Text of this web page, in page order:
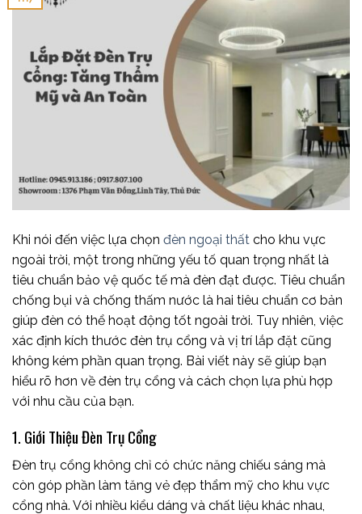
Khi nói đến việc lựa chọn đèn ngoại thất cho khu vực
ngoài trời, một trong những yếu tố quan trọng nhất là
tiêu chuẩn bảo vệ quốc tế mà đèn đạt được. Tiêu chuẩn
chống bụi và chống thấm nước là hai tiêu chuẩn cơ bản
giúp đèn có thể hoạt động tốt ngoài trời. Tuy nhiên, việc
xác định kích thước đèn trụ cổng và vị trí lắp đặt cũng
không kém phần quan trọng. Bài viết này sẽ giúp bạn
hiểu rõ hơn về đèn trụ cổng và cách chọn lựa phù hợp
với nhu cầu của bạn.
1. Giới Thiệu Đèn Trụ Cổng
Đèn trụ cổng không chỉ có chức năng chiếu sáng mà
còn góp phần làm tăng vẻ đẹp thẩm mỹ cho khu vực
cổng nhà. Với nhiều kiểu dáng và chất liệu khác nhau,